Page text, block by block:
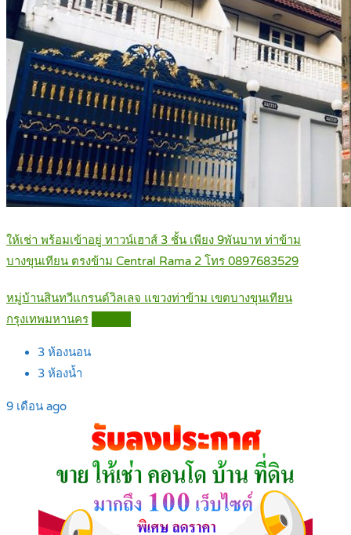
ให้เช่า พร้อมเข้าอยู่ ทาวน์เฮาส์ 3 ชั้น เพียง 9พันบาท ท่าข้าม
บางขุนเทียน ตรงข้าม Central Rama 2 โทร 0897683529
หมู่บ้านสินทวีแกรนด์วิลเลจ แขวงท่าข้าม เขตบางขุนเทียน
กรุงเทพมหานคร
3 ห้องนอน
3 ห้องน้ำ
9 เดือน ago